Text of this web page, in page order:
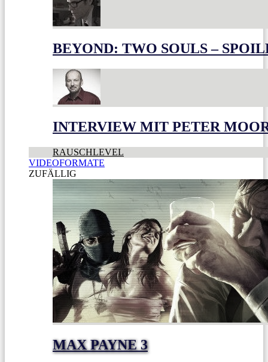
BEYOND: TWO SOULS –
INTERVIEW MIT PETER
RAUSCHLEVEL
VIDEOFORMATE
ZUFÄLLIG
MAX PAYNE 3